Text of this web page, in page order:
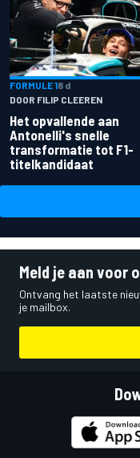
FORMULE 18 d
DOOR FILIP CLEEREN
Het opvallende aan
Antonelli's snelle
transformatie tot F1-
titelkandidaat
Meld je aan voor
Ontvang het laatste
je mailbox.